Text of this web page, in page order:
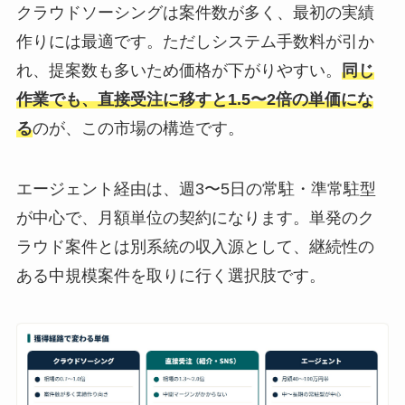
クラウドソーシングは案件数が多く、最初の実績
作りには最適です。ただしシステム手数料が引か
れ、提案数も多いため価格が下がりやすい。 同じ
作業でも、直接受注に移すと1.5〜2倍の単価にな
るのが、この市場の構造です。
エージェント経由は、週3〜5日の常駐・準常駐型
が中心で、月額単位の契約になります。単発のク
ラウド案件とは別系統の収入源として、継続性の
ある中規模案件を取りに行く選択肢です。